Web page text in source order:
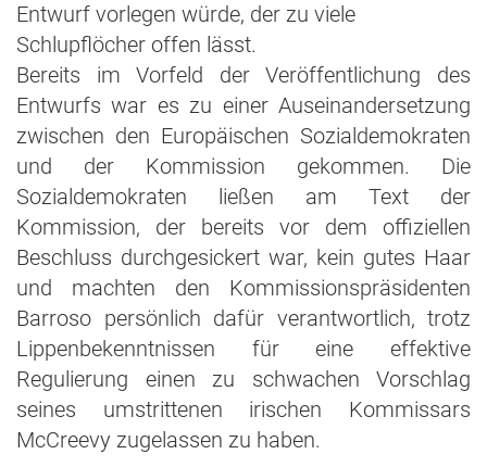
Entwurf vorlegen würde, der zu viele
Schlupflöcher offen lässt.
Bereits im Vorfeld der Veröffentlichung des
Entwurfs war es zu einer Auseinandersetzung
zwischen den Europäischen Sozialdemokraten
und der Kommission gekommen. Die
Sozialdemokraten ließen am Text der
Kommission, der bereits vor dem offiziellen
Beschluss durchgesickert war, kein gutes Haar
und machten den Kommissionspräsidenten
Barroso persönlich dafür verantwortlich, trotz
Lippenbekenntnissen für eine effektive
Regulierung einen zu schwachen Vorschlag
seines umstrittenen irischen Kommissars
McCreevy zugelassen zu haben.